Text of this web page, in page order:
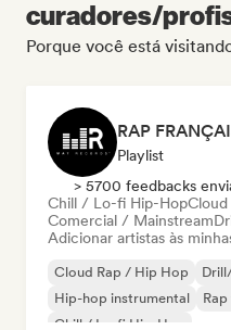
curadores/
Porque você está
Playlist
> 5700 feedbacks
Chill / Lo-fi Hip-Hop
Comercial / Mainstream
Adicionar artistas às
Cloud Rap / Hip Hop
Hip-hop instrumental
Chill / Lo-fi Hip-Hop